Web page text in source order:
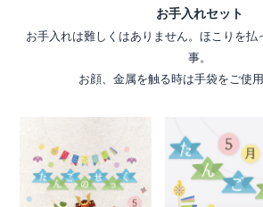
お手入れセット
お手入れは難しくはありません。ほこりを払
事。
お顔、金属を触る時は手袋をご使用